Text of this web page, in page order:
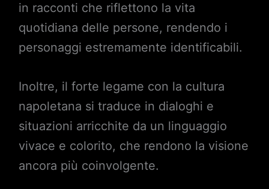
in racconti che riflettono la vita
quotidiana delle persone, rendendo i
personaggi estremamente identificabili.
Inoltre, il forte legame con la cultura
napoletana si traduce in dialoghi e
situazioni arricchite da un linguaggio
vivace e colorito, che rendono la visione
ancora più coinvolgente.